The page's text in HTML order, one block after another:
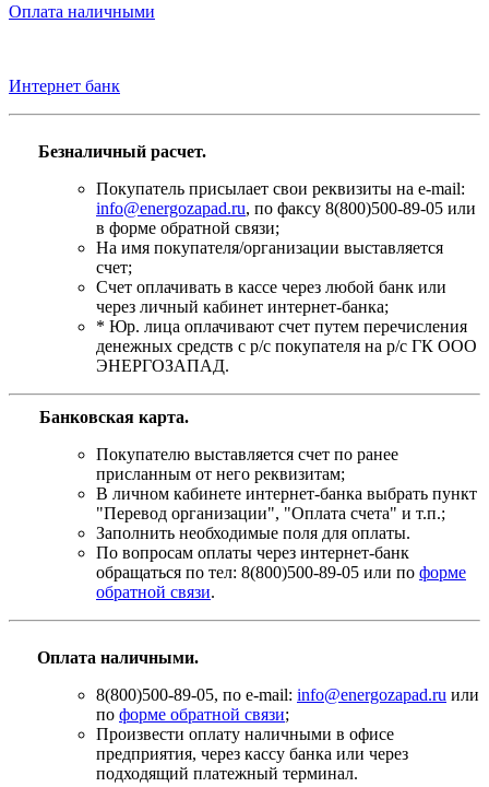
Оплата наличными
Интернет банк
Безналичный расчет.
Покупатель присылает свои реквизиты на e-mail:
info@energozapad.ru, по факсу 8(800)500-89-05 или
в форме обратной связи;
На имя покупателя/организации выставляется
счет;
Счет оплачивать в кассе через любой банк или
через личный кабинет интернет-банка;
* Юр. лица оплачивают счет путем перечисления
денежных средств с р/с покупателя на р/с ГК ООО
ЭНЕРГОЗАПАД.
Банковская карта.
Покупателю выставляется счет по ранее
присланным от него реквизитам;
В личном кабинете интернет-банка выбрать пункт
"Перевод организации", "Оплата счета" и т.п.;
Заполнить необходимые поля для оплаты.
По вопросам оплаты через интернет-банк
обращаться по тел: 8(800)500-89-05 или по форме
обратной связи.
Оплата наличными.
8(800)500-89-05, по e-mail: info@energozapad.ru или
по форме обратной связи;
Произвести оплату наличными в офисе
предприятия, через кассу банка или через
подходящий платежный терминал.